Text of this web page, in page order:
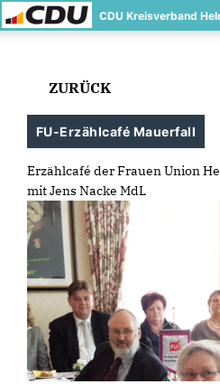
CDU Kreisverband
ZURÜCK
FU-Erzählcafé Mauerfall
Erzählcafé der Frauen Union
mit Jens Nacke MdL